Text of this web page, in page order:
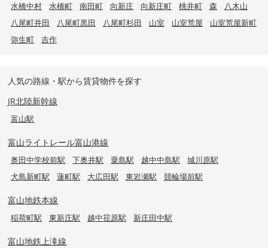
水橋中村
水橋町 南田町 向新庄 向新庄町 桃井町 森
八木山
八尾町井田
八尾町黒田 八尾町杉田 山室 山室荒屋
山室荒屋新町
弥生町
吉作
人気の路線・駅から賃貸物件を探す
JR北陸新幹線
富山駅
富山ライトレール富山港線
奥田中学校前駅 下奥井駅 粟島駅 越中中島駅
城川原駅
犬島新町駅
蓮町駅 大広田駅 東岩瀬駅 競輪場前駅
富山地鉄本線
稲荷町駅 東新庄駅 越中荏原駅 新庄田中駅
富山地鉄上滝線